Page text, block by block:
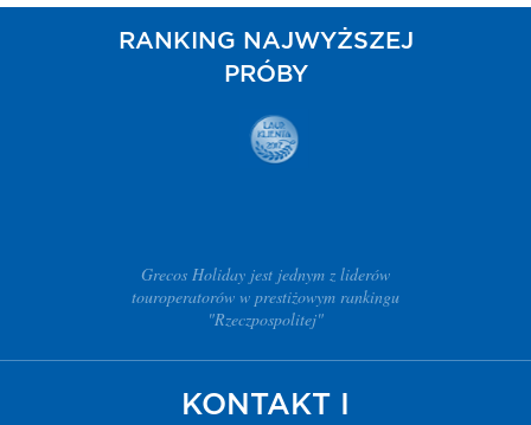
RANKING NAJWYŻSZEJ
PRÓBY
Grecos Holiday jest jednym z liderów
touroperatorów w prestiżowym rankingu
"Rzeczpospolitej"
KONTAKT I